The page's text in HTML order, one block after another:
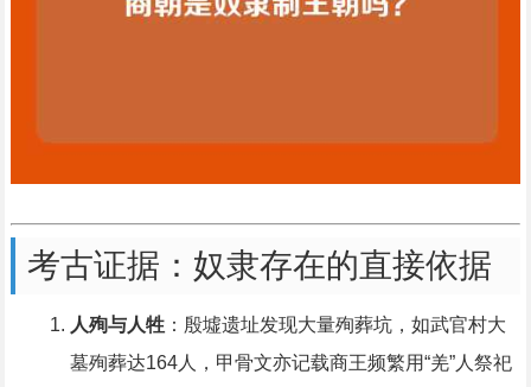
考古证据：奴隶存在的直接依据
人殉与人牲：殷墟遗址发现大量殉葬坑，如武官村大
墓殉葬达164人，甲骨文亦记载商王频繁用“羌”人祭祀